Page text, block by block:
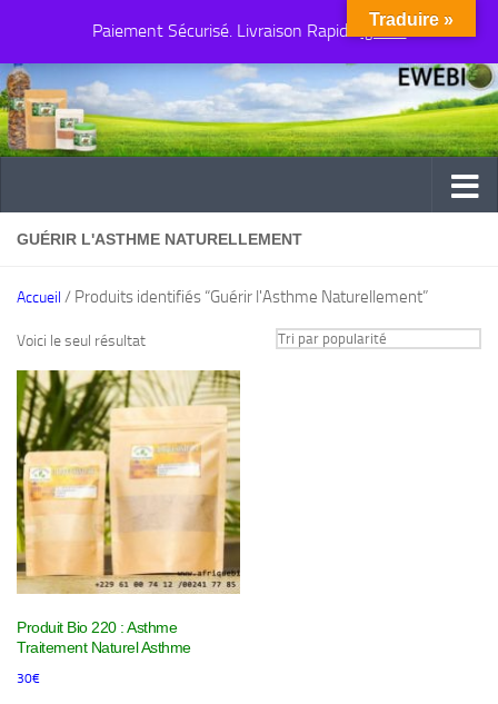
Paiement Sécurisé. Livraison Rapide Ignorer
Au dessous du contenu
GUÉRIR L'ASTHME NATURELLEMENT
Accueil / Produits identifiés “Guérir l'Asthme Naturellement”
Voici le seul résultat
Produit Bio 220 : Asthme
Traitement Naturel Asthme
30€
Traduire »